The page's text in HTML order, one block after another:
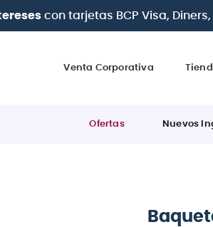
desde 0% de interés con todas las
Venta Corporativa
Ofertas Nuevos